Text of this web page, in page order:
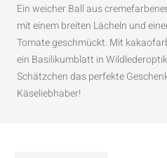
Ein weicher Ball aus
mit einem breiten Lächeln und
Tomate geschmückt. Mit
ein Basilikumblatt in
Schätzchen das perfekte
Käseliebhaber!